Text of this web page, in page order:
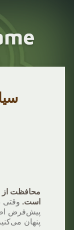
محافظت از
است. وقتی
پیش‌فرض
پنهان